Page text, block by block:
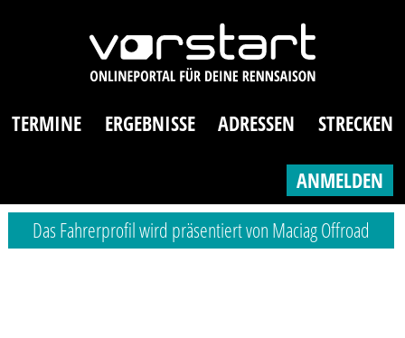
TERMINE ERGEBNISSE ADRESSEN STRECKEN
ANMELDEN
Das Fahrerprofil wird präsentiert von Maciag Offroad